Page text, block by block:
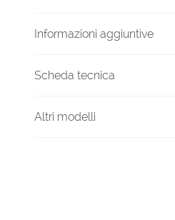
Informazioni aggiuntive
Scheda tecnica
Altri modelli